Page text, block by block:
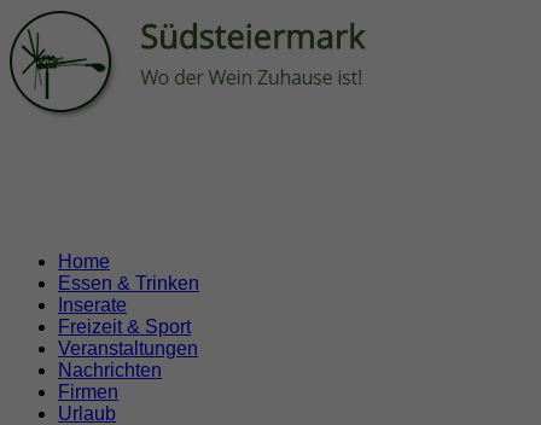
Home
Essen & Trinken
Inserate
Freizeit & Sport
Veranstaltungen
Nachrichten
Firmen
Urlaub